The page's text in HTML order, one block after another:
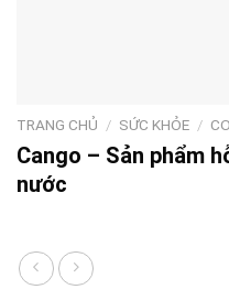
TRANG CHỦ / SỨC KHỎE /
Cango – Sản phẩm
nước